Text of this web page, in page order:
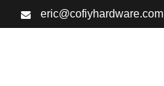
eric@cofiyhardware.com